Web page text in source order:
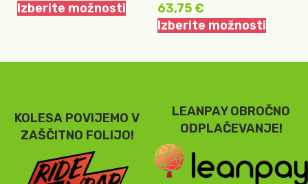
Izberite možnosti
63,75€
Izberite možnosti
KOLESA POVIJEMO V
ZAŠČITNO FOLIJO!
LEANPAY OBROČNO
ODPLAČEVANJE!